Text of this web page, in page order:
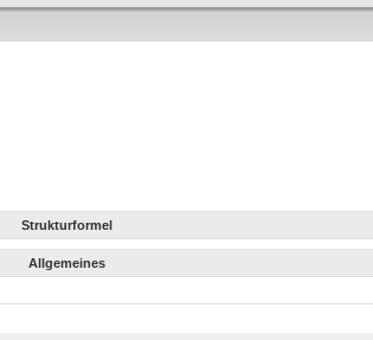
Strukturformel
Allgemeines